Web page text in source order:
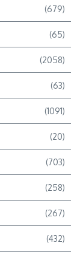
(679)
(65)
(2058)
(63)
(1091)
(20)
(703)
(258)
(267)
(432)